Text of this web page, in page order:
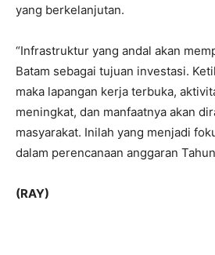
yang berkelanjutan.
“Infrastruktur yang andal akan
Batam sebagai tujuan investasi.
maka lapangan kerja terbuka,
meningkat, dan manfaatnya akan
masyarakat. Inilah yang menjadi
dalam perencanaan anggaran
(RAY)